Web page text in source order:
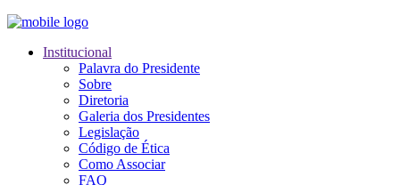
Institucional
Palavra do Presidente
Sobre
Diretoria
Galeria dos Presidentes
Legislação
Código de Ética
Como Associar
FAQ